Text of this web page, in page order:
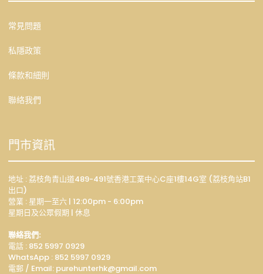
常見問題
私隱政策
條款和細則
聯絡我們
門市資訊
地址 : 荔枝角青山道489-491號香港工業中心C座1樓14G室 (荔枝角站B1
出口)
營業 : 星期一至六 | 12:00pm - 6:00pm
星期日及公眾假期 | 休息
聯絡我們:
電話 : 852 5997 0929
WhatsApp : 852 5997 0929
電郵 / Email: purehunterhk@gmail.com